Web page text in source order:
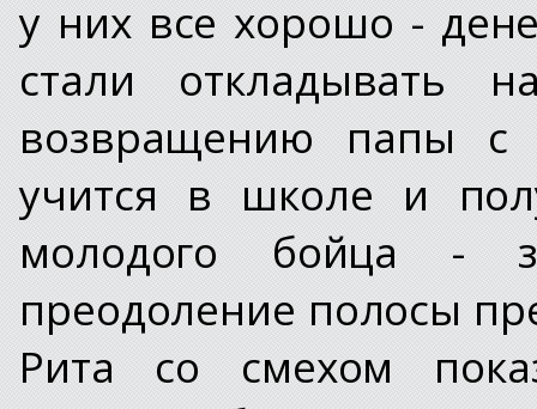
у них все хорошо -
стали откладывать
возвращению папы с
учится в школе и
молодого бойца -
преодоление полосы
Рита со смехом